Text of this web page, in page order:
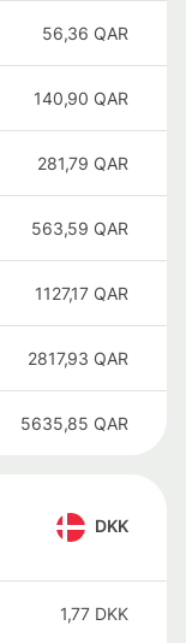
56,36 QAR
140,90 QAR
281,79 QAR
563,59 QAR
1127,17 QAR
2817,93 QAR
5635,85 QAR
DKK
1,77 DKK